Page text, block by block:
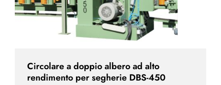
Circolare a doppio albero ad alto
rendimento per segherie DBS-450